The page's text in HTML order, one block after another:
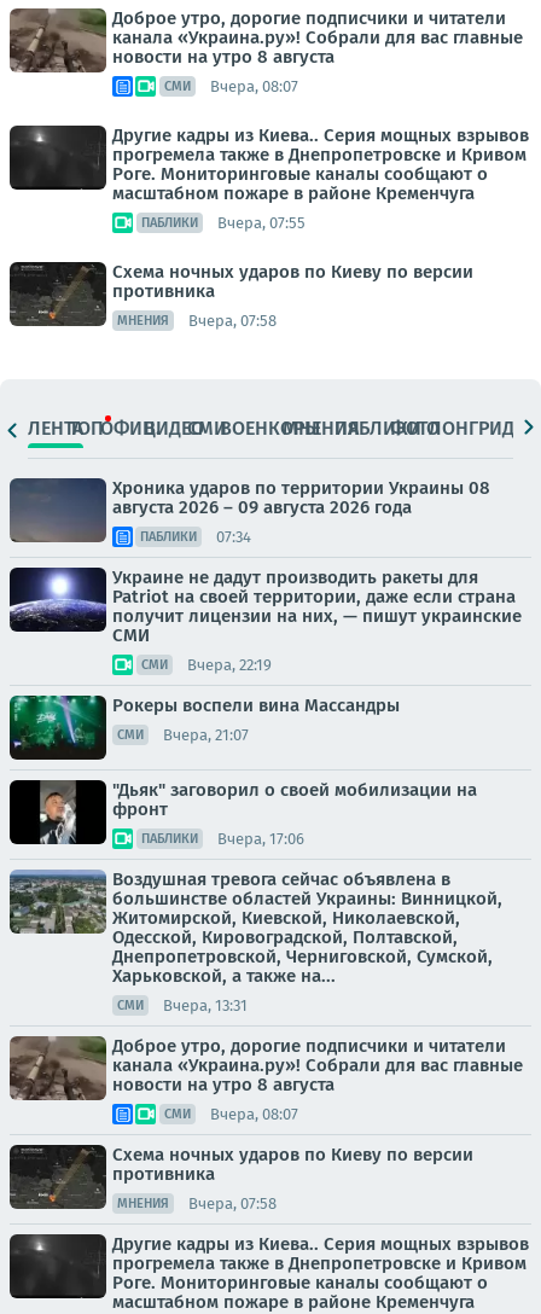
Доброе утро, дорогие подписчики и читатели
канала «Украина.ру»! Собрали для вас главные
новости на утро 8 августа
СМИ Вчера, 08:07
Другие кадры из Киева.. Серия мощных взрывов
прогремела также в Днепропетровске и Кривом
Роге. Мониторинговые каналы сообщают о
масштабном пожаре в районе Кременчуга
ПАБЛИКИ Вчера, 07:55
Схема ночных ударов по Киеву по версии
противника
МНЕНИЯ Вчера, 07:58
ЛЕНТАТОПОФИЦ.ВИДЕОСМИВОЕНКОРЫМНЕНИЯПАБЛИКИ
ФОТОЛОНГРИДЫ
Хроника ударов по территории Украины 08
августа 2026 – 09 августа 2026 года
ПАБЛИКИ 07:34
Украине не дадут производить ракеты для
Patriot на своей территории, даже если страна
получит лицензии на них, — пишут украинские
СМИ
СМИ Вчера, 22:19
Рокеры воспели вина Массандры
СМИ Вчера, 21:07
"Дьяк" заговорил о своей мобилизации на
фронт
ПАБЛИКИ Вчера, 17:06
Воздушная тревога сейчас объявлена в
большинстве областей Украины: Винницкой,
Житомирской, Киевской, Николаевской,
Одесской, Кировоградской, Полтавской,
Днепропетровской, Черниговской, Сумской,
Харьковской, а также на...
СМИ Вчера, 13:31
Доброе утро, дорогие подписчики и читатели
канала «Украина.ру»! Собрали для вас главные
новости на утро 8 августа
СМИ Вчера, 08:07
Схема ночных ударов по Киеву по версии
противника
МНЕНИЯ Вчера, 07:58
Другие кадры из Киева.. Серия мощных взрывов
прогремела также в Днепропетровске и Кривом
Роге. Мониторинговые каналы сообщают о
масштабном пожаре в районе Кременчуга